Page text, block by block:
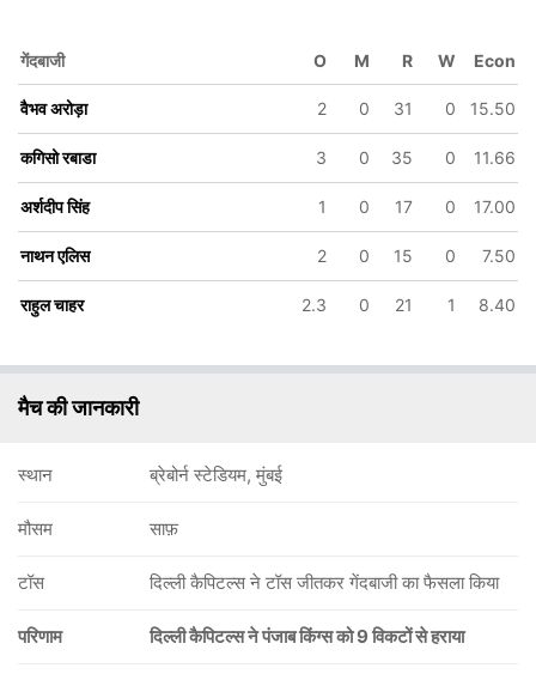
13.4 ov
गेंदबाजी O M R W Econ
वैभव अरोड़ा 2 0 31 0 15.50
कगिसो रबाडा 3 0 35 0 11.66
अर्शदीप सिंह 1 0 17 0 17.00
नाथन एलिस 2 0 15 0 7.50
राहुल चाहर 2.3 0 21 1 8.40
मैच की जानकारी
स्थान ब्रेबोर्न स्टेडियम, मुंबई
मौसम साफ़
टॉस दिल्ली कैपिटल्स ने टॉस जीतकर गेंदबाजी का फैसला किया
परिणाम दिल्ली कैपिटल्स ने पंजाब किंग्स को 9 विकटों से हराया